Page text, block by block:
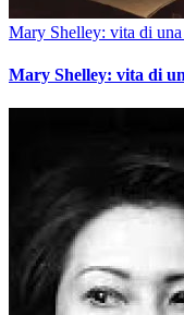
Mary Shelley: vita di
Mary Shelley: vita di